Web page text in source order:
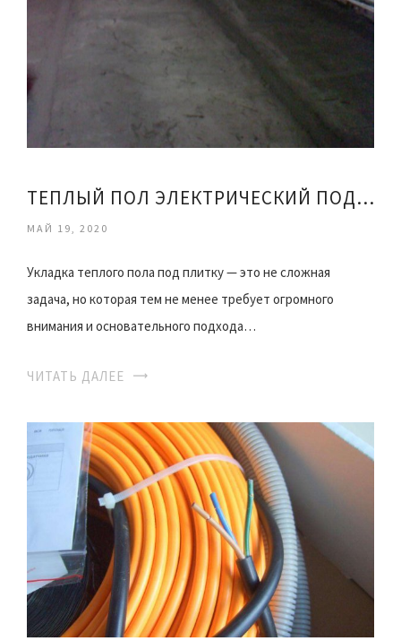
ТЕПЛЫЙ ПОЛ ЭЛЕКТРИЧЕСКИЙ ПОД ПЛИТКУ МОНТАЖ
МАЙ 19, 2020
Укладка теплого пола под плитку — это не сложная
задача, но которая тем не менее требует огромного
внимания и основательного подхода…
ЧИТАТЬ ДАЛЕЕ